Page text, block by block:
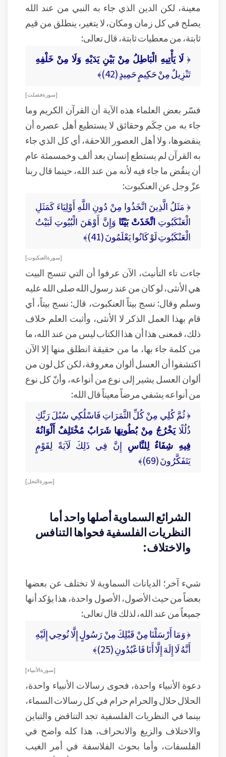
معينة، لكن الدين الذي جاء به النبي من عند الله
يصلح في كل زمان ومكان، لا يتغير، ينطلق من قيم
ثابتة، من معطيات ثابتة، قال تعالى:
﴿لَا يَأْتِيهِ الْبَاطِلُ مِنْ بَيْنِ يَدَيْهِ وَلَا مِنْ خَلْفِهِ
تَنْزِيلٌ مِنْ حَكِيمٍ حَمِيدٍ (42)﴾
[ سورة فصلت ]
فسّر بعض العلماء هذه الآية أن القرآن الكريم وما
جاء به من حِكَم وحقائق لا يستطيع أهل عصره أن
ينقضوها، ولا أهل العصور اللاحقة، أي كل الذي جاء
به القرآن لم يستطع إنسان بعد ألف وخمسمئة عام
أن ينقُض ما جاء فيه لأنه من عند الله، حينما قال ربنا
عزّ وجل عن العنكبوت:
﴿ مَثَلُ الَّذِينَ اتَّخَذُوا مِنْ دُونِ اللَّهِ أَوْلِيَاءَ كَمَثَلِ
الْعَنْكَبُوتِ اتَّخَذَتْ بَيْتًا وَإِنَّ أَوْهَنَ الْبُيُوتِ لَبَيْتُ
الْعَنْكَبُوتِ لَوْ كَانُوا يَعْلَمُونَ (41)﴾
[ سورة العنكبوت ]
جاءت تاء التأنيث، الآن عرفوا أن التي تنسج البيت
هي الأنثى، لو كان من عند رسول الله صلى الله عليه
وسلم وقال: نسج بيتاً العنكبوت، قال: نسج بيتاً، أي
قام بهذا العمل الذكر لا الأنثى، وأثبت العلم خلاف
ذلك، فمعنى هذا أن هذا الكتاب ليس من عند الله، ما
من كلمة جاء بها، ما من حقيقة انطلق منها إلا الآن
اكتشفوا أن العسل ألوان معروفة، لكن كل لون من
ألوان العسل يشير إلى نوع من أنواعه، وأنّ كل نوع
من أنواعه يشفي مرضاً معيناً قال الله:
﴿ ثُمَّ كُلِي مِنْ كُلِّ الثَّمَرَاتِ فَاسْلُكِي سُبُلَ رَبِّكِ
ذُلُلًايَخْرُجُ مِنْ بُطُونِهَا شَرَابٌ مُخْتَلِفٌ أَلْوَانُهُ
فِيهِ شِفَاءٌ لِلنَّاسِ إِنَّ فِي ذَلِكَ لَآيَةً لِقَوْمٍ
يَتَفَكَّرُونَ (69)﴾
[ سورة النحل ]
الشرائع السماوية أصلها واحد أما
النظريات الفلسفية فحواها التنافس
والاختلاف:
شيء آخر؛ الديانات السماوية لا تختلف عن بعضها
بعضاً من حيث الأصول، الأصول واحدة، هذا يؤكد أنها
جميعاً من عند الله، لذلك قال تعالى:
﴿ وَمَا أَرْسَلْنَا مِنْ قَبْلِكَ مِنْ رَسُولٍ إِلَّا نُوحِي إِلَيْهِ
أَنَّهُ لَا إِلَهَ إِلَّا أَنَا فَاعْبُدُونِ (25)﴾
[ سورة الأنبياء ]
دعوة الأنبياء واحدة، فحوى رسالات الأنبياء واحدة،
الحلال حلال والحرام حرام في كل رسالات السماء،
بينما في النظريات الفلسفية تجد التناقض والتباين
والاختلاف والزيغ والانحراف، هذا كله واضح في
الفلسفات، وأما بحوث الفلاسفة في أمر الغيب